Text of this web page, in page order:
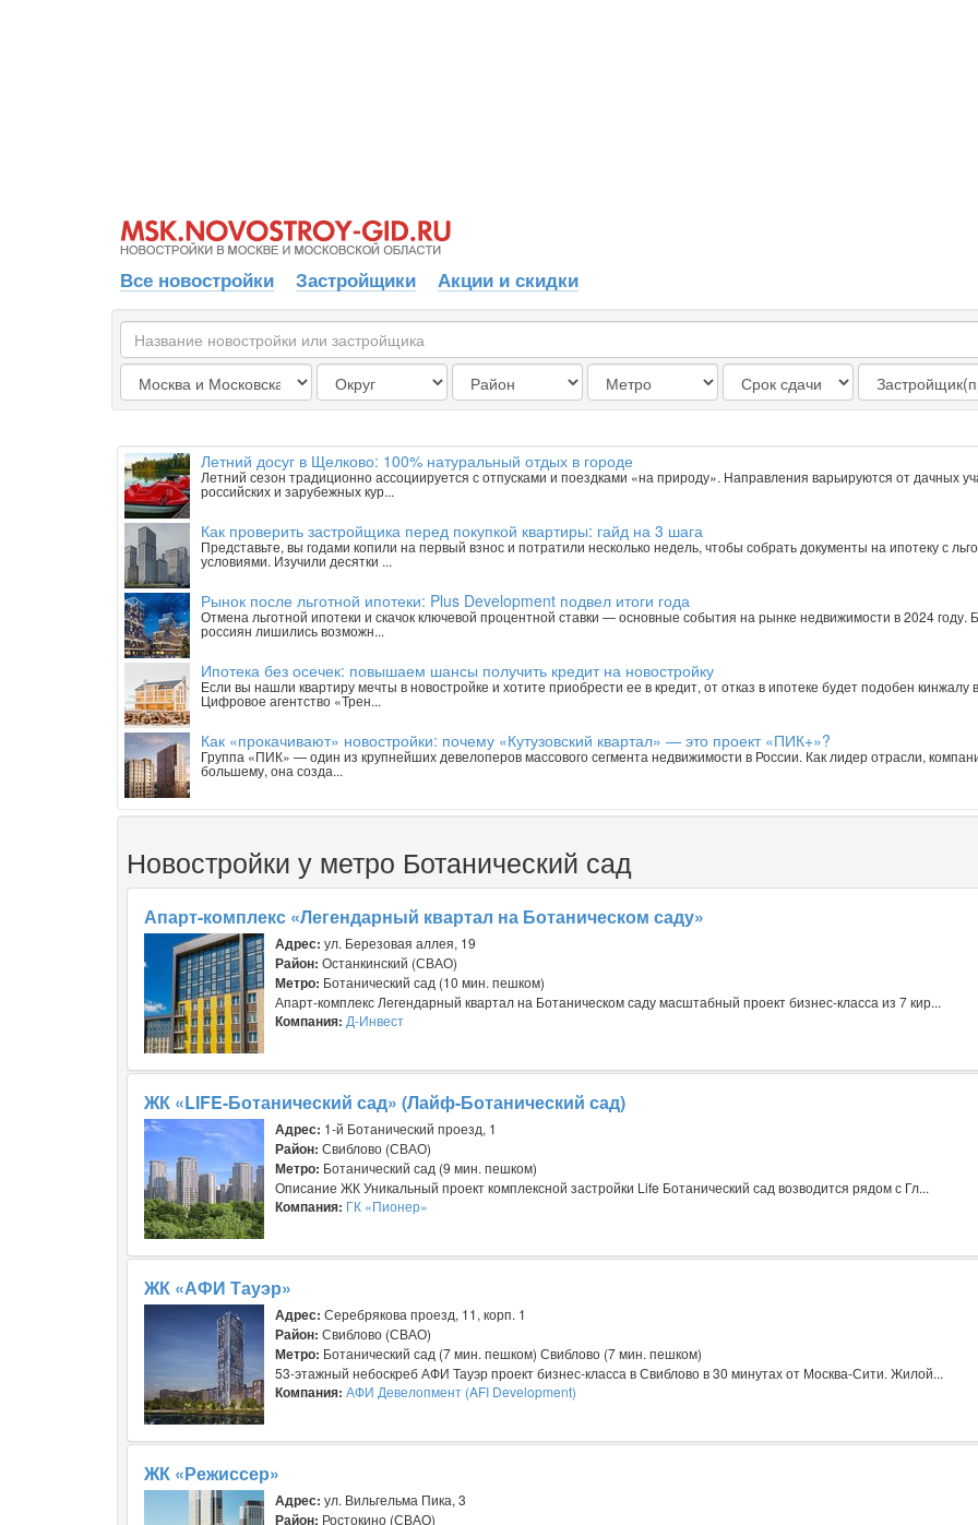
Все новостройки Застройщики Акции и скидки
Летний досуг в Щелково: 100% натуральный отдых в городе
Летний сезон традиционно ассоциируется с отпусками и поездками «на природу». Направления варьируются от дачных
российских и зарубежных кур...
Как проверить застройщика перед покупкой квартиры: гайд на 3 шага
Представьте, вы годами копили на первый взнос и потратили несколько недель, чтобы собрать документы на ипотеку с
условиями. Изучили десятки ...
Рынок после льготной ипотеки: Plus Development подвел итоги года
Отмена льготной ипотеки и скачок ключевой процентной ставки — основные события на рынке недвижимости в 2024 году.
россиян лишились возможн...
Ипотека без осечек: повышаем шансы получить кредит на новостройку
Если вы нашли квартиру мечты в новостройке и хотите приобрести ее в кредит, от отказ в ипотеке будет подобен кинжалу
Цифровое агентство «Трен...
Как «прокачивают» новостройки: почему «Кутузовский квартал» — это проект «ПИК+»?
Группа «ПИК» — один из крупнейших девелоперов массового сегмента недвижимости в России. Как лидер отрасли,
большему, она созда...
Новостройки у метро Ботанический сад
Апарт-комплекс «Легендарный квартал на Ботаническом саду»
Адрес: ул. Березовая аллея, 19
Район: Останкинский (СВАО)
Метро: Ботанический сад (10 мин. пешком)
Апарт-комплекс Легендарный квартал на Ботаническом саду масштабный проект бизнес-класса из 7 кир...
Компания: Д-Инвест
ЖК «LIFE-Ботанический сад» (Лайф-Ботанический сад)
Адрес: 1-й Ботанический проезд, 1
Район: Свиблово (СВАО)
Метро: Ботанический сад (9 мин. пешком)
Описание ЖК Уникальный проект комплексной застройки Life Ботанический сад возводится рядом с Гл...
Компания: ГК «Пионер»
ЖК «АФИ Тауэр»
Адрес: Серебрякова проезд, 11, корп. 1
Район: Свиблово (СВАО)
Метро: Ботанический сад (7 мин. пешком) Свиблово (7 мин. пешком)
53-этажный небоскреб АФИ Тауэр проект бизнес-класса в Свиблово в 30 минутах от Москва-Сити. Жилой...
Компания: АФИ Девелопмент (AFI Development)
ЖК «Режиссер»
Адрес: ул. Вильгельма Пика, 3
Район: Ростокино (СВАО)